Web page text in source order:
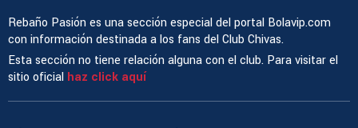
Rebaño Pasión es una sección especial del portal Bolavip.com
con información destinada a los fans del Club Chivas.
Esta sección no tiene relación alguna con el club. Para visitar el
sitio oficial haz click aquí